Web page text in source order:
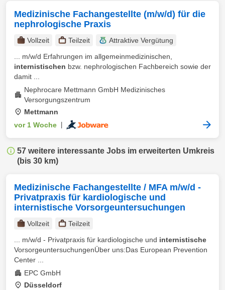
Medizinische Fachangestellte (m/w/d) für die
nephrologische Praxis
Vollzeit Teilzeit
Attraktive Vergütung
... m/w/d Erfahrungen im allgemeinmedizinischen,
internistischen bzw. nephrologischen Fachbereich sowie der
damit ...
Nephrocare Mettmann GmbH Medizinisches
Versorgungszentrum
Mettmann
vor 1 Woche
57 weitere interessante Jobs im erweiterten Umkreis
(bis 30 km)
Medizinische Fachangestellte / MFA m/w/d -
Privatpraxis für kardiologische und
internistische Vorsorgeuntersuchungen
Vollzeit
Teilzeit
... m/w/d - Privatpraxis für kardiologische und internistische
VorsorgeuntersuchungenÜber uns:Das European Prevention
Center ...
EPC GmbH
Düsseldorf